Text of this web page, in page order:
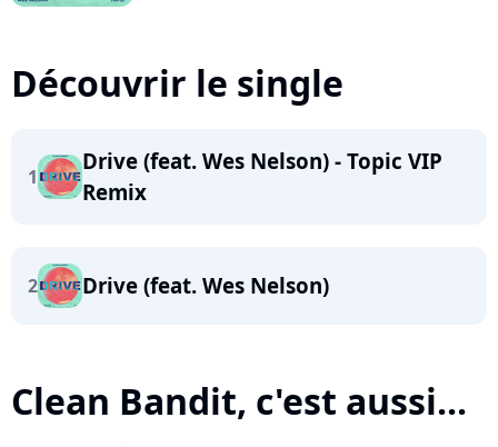
Découvrir le single
1
Drive (feat. Wes Nelson) - Topic VIP
Remix
2 Drive (feat. Wes Nelson)
Clean Bandit, c'est aussi...